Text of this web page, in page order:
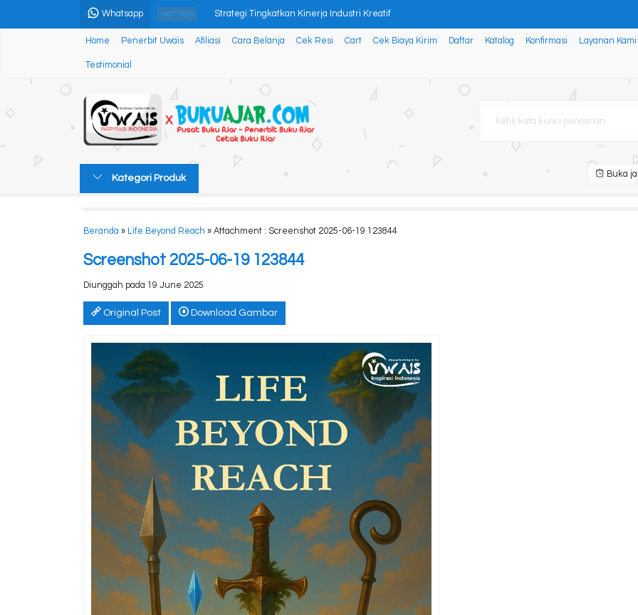
Whatsapp HOT ITEM Strategi Tingkatkan Kinerja Industri Kreatif
Mr. Sunset
Transformasi Penyusunan Soal Melalui Kolaborasi Gu
TEORI PEMBELAJARAN PERSPEKTIF PENDIDIKAN AGAMA ISL
Home Penerbit Uwais Afiliasi Cara Belanja Cek Resi Cart Cek Biaya Kirim Daftar Katalog Konfirmasi Layanan Kami
Testimonial
Kategori Produk Buka
Beranda » Life Beyond Reach » Attachment : Screenshot 2025-06-19 123844
Screenshot 2025-06-19 123844
Diunggah pada 19 June 2025
Original Post Download Gambar